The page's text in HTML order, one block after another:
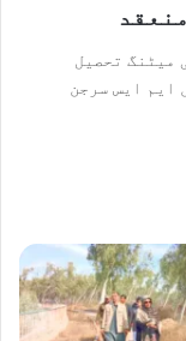
میٹنگ تحصیل
ایم ایس سرجن